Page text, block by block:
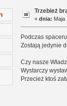
Trzebież
«dnia: Maja
Podczas
Zostają jedynie
Czy nasze
Wystarczy
Przecież ktoś